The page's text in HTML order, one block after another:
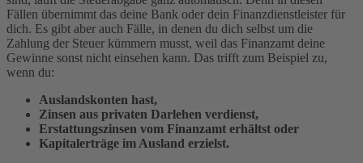
Fällen übernimmt das deine Bank oder dein Finanzdienstleister für
dich. Es gibt aber auch Fälle, in denen du dich selbst um die
Zahlung der Steuer kümmern musst, weil das Finanzamt deine
Gewinne sonst nicht einsehen kann. Das trifft zum Beispiel zu,
wenn du:
Auslandskonten hast,
Zinsen aus privaten Darlehen verdienst,
Erstattungszinsen vom Finanzamt erhältst oder
Kapitalerträge im Ausland erzielst.